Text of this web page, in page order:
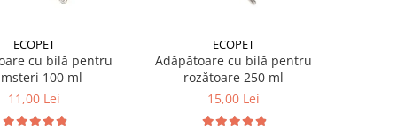
ECOPET
cu bilă pentru
100 ml
11,00 Lei
ECOPET
Adăpătoare cu bilă pentru
rozătoare 250 ml
15,00 Lei